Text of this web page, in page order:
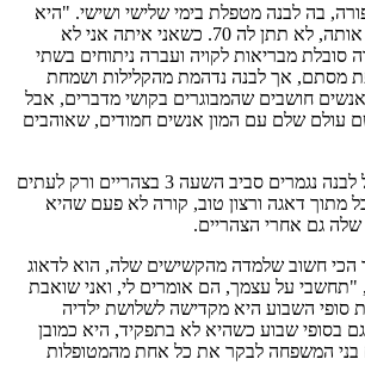
בה לבנה מטפלת בימי שלישי ושישי. "היא
בת 90 אבל אם תראה אותה, לא תתן לה 70. כשאני איתה אני לא
סובלת מבריאות לקויה ועברה ניתוחים בשתי
מסתם, אך לבנה נדהמת מהקלילות ושמחת
חושבים שהמבוגרים בקושי מדברים, אבל
עולם שלם עם המון אנשים חמודים, שאוהבים
מרבית ימי העבודה של לבנה נגמרים סביב השעה 3 בצהריים ורק לעתים
מתוך דאגה ורצון טוב, קורה לא פעם שהיא
גם אחרי הצהריים.
הכי חשוב שלמדה מהקשישים שלה, הוא לדאוג
"תחשבי על עצמך, הם אומרים לי, ואני שואבת
סופי השבוע היא מקדישה לשלושת ילדיה
בסופי שבוע כשהיא לא בתפקיד, היא כמובן
בני המשפחה לבקר את כל אחת מהמטופלות